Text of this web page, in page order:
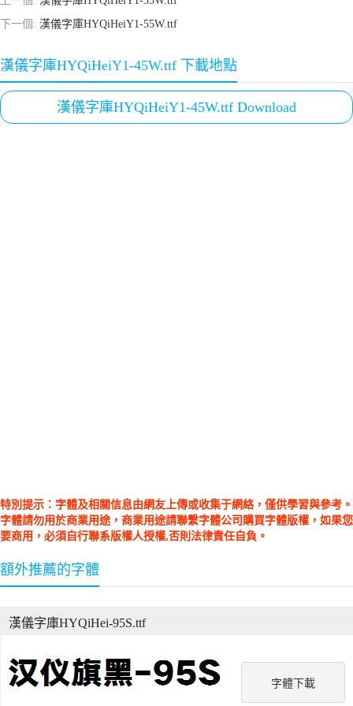
下一個: 漢儀字庫HYQiHeiY1-55W.ttf
漢儀字庫HYQiHeiY1-45W.ttf 下載地點
漢儀字庫HYQiHeiY1-45W.ttf Download
特別提示：字體及相關信息由網友上傳或收集于網絡，僅供學習與參考。
字體請勿用於商業用途，商業用途請聯繫字體公司購買字體版權，如果您
要商用，必須自行聯系版權人授權,否則法律責任自負。
額外推薦的字體
字體下載
漢儀字庫HYQiHei-95S.ttf